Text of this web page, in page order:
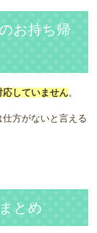
お持ち帰
していません。
方がないと言える
とめ